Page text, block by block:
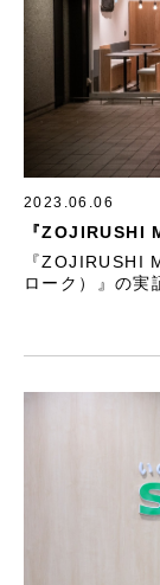
2023.06.06
『ZOJIRUSHI
拡大
『ZOJIRUSHI
ローク）』の
coffee、兵庫